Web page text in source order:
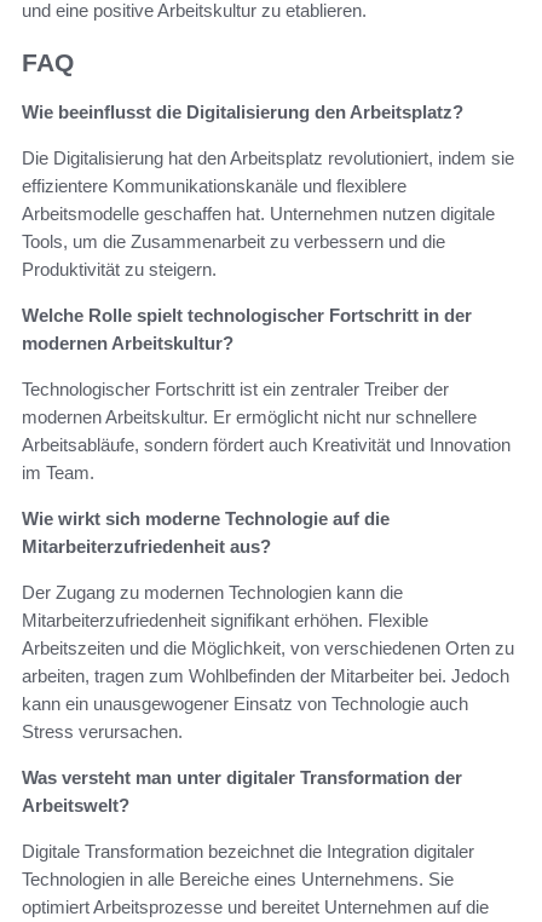
und eine positive Arbeitskultur zu etablieren.
FAQ
Wie beeinflusst die Digitalisierung den Arbeitsplatz?
Die Digitalisierung hat den Arbeitsplatz revolutioniert, indem sie
effizientere Kommunikationskanäle und flexiblere
Arbeitsmodelle geschaffen hat. Unternehmen nutzen digitale
Tools, um die Zusammenarbeit zu verbessern und die
Produktivität zu steigern.
Welche Rolle spielt technologischer Fortschritt in der
modernen Arbeitskultur?
Technologischer Fortschritt ist ein zentraler Treiber der
modernen Arbeitskultur. Er ermöglicht nicht nur schnellere
Arbeitsabläufe, sondern fördert auch Kreativität und Innovation
im Team.
Wie wirkt sich moderne Technologie auf die
Mitarbeiterzufriedenheit aus?
Der Zugang zu modernen Technologien kann die
Mitarbeiterzufriedenheit signifikant erhöhen. Flexible
Arbeitszeiten und die Möglichkeit, von verschiedenen Orten zu
arbeiten, tragen zum Wohlbefinden der Mitarbeiter bei. Jedoch
kann ein unausgewogener Einsatz von Technologie auch
Stress verursachen.
Was versteht man unter digitaler Transformation der
Arbeitswelt?
Digitale Transformation bezeichnet die Integration digitaler
Technologien in alle Bereiche eines Unternehmens. Sie
optimiert Arbeitsprozesse und bereitet Unternehmen auf die